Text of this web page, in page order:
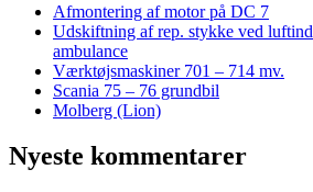
Afmontering af motor på DC 7
Udskiftning af rep. stykke ved
ambulance
Værktøjsmaskiner 701 – 714 mv.
Scania 75 – 76 grundbil
Molberg (Lion)
Nyeste kommentarer